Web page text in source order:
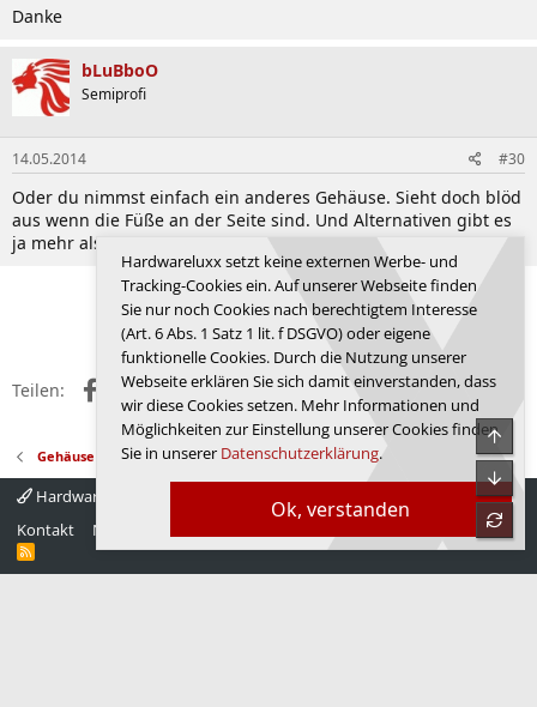
Danke
bLuBboO
Semiprofi
14.05.2014 #30
Oder du nimmst einfach ein anderes Gehäuse. Sieht doch blöd
aus wenn die Füße an der Seite sind. Und Alternativen gibt es
ja mehr als genug.
1 von 2 Nächste Letzte
Anmelden, um zu antworten.
Teilen: FacebookX (Twitter)
RedditWhatsApp
E-MailLink
Gehäuse
Hardwareluxx 4.0
Kontakt
Nutzungsbedingungen Startseite
R
Ok, verstanden
Hardwareluxx setzt keine externen Werbe- und
Tracking-Cookies ein. Auf unserer Webseite finden
Sie nur noch Cookies nach berechtigtem Interesse
(Art. 6 Abs. 1 Satz 1 lit. f DSGVO) oder eigene
funktionelle Cookies. Durch die Nutzung unserer
Webseite erklären Sie sich damit einverstanden, dass
wir diese Cookies setzen. Mehr Informationen und
Möglichkeiten zur Einstellung unserer Cookies finden
Sie in unserer Datenschutzerklärung.